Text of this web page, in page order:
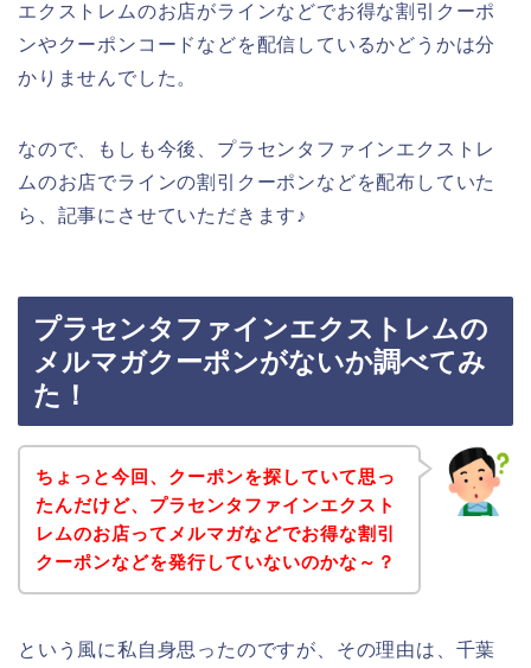
エクストレムのお店がラインなどでお得な割引クーポ
ンやクーポンコードなどを配信しているかどうかは分
かりませんでした。
なので、もしも今後、プラセンタファインエクストレ
ムのお店でラインの割引クーポンなどを配布していた
ら、記事にさせていただきます♪
プラセンタファインエクストレムの
メルマガクーポンがないか調べてみ
た！
ちょっと今回、クーポンを探していて思っ
たんだけど、プラセンタファインエクスト
レムのお店ってメルマガなどでお得な割引
クーポンなどを発行していないのかな～？
という風に私自身思ったのですが、その理由は、千葉